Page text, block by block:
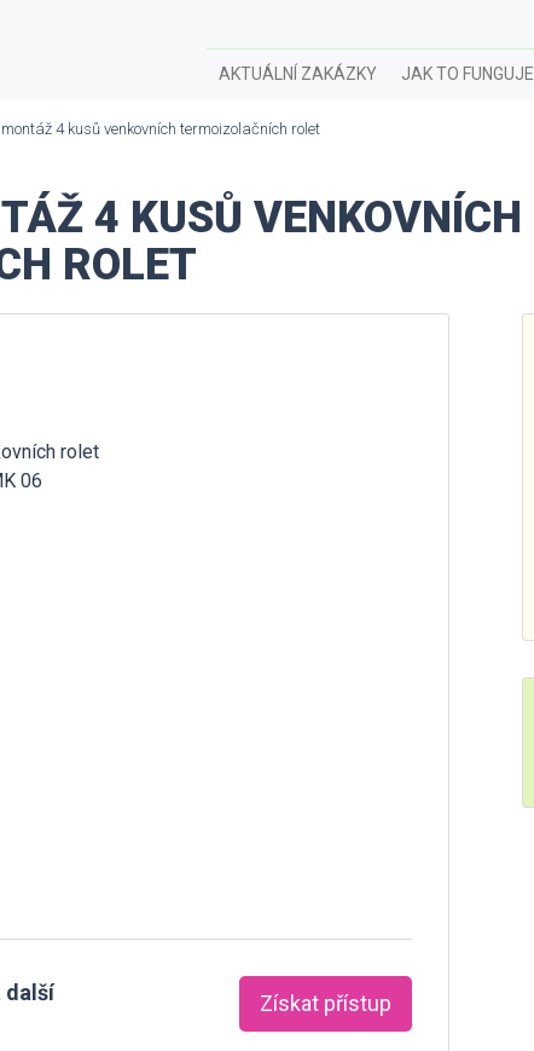
AKTUÁLNÍ ZAKÁZKY JAK TO FUNGUJE
4 kusů venkovních termoizolačních rolet
4 KUSŮ VENKOVNÍCH
ROLET
rolet
06
další
Získat přístup